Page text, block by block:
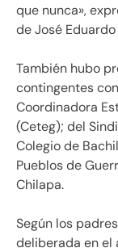
que nunca»,
de José
También hubo
contingentes
Coordinadora
(Ceteg); del
Colegio de
Pueblos de
Chilapa.
Según los
deliberada en el